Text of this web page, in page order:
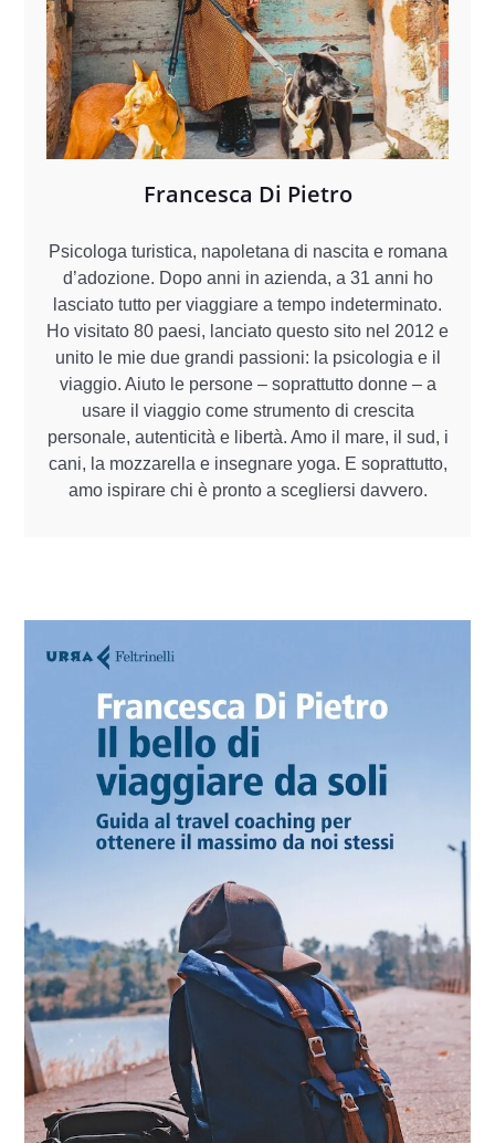
Francesca Di Pietro
Psicologa turistica, napoletana di nascita e romana
d’adozione. Dopo anni in azienda, a 31 anni ho
lasciato tutto per viaggiare a tempo indeterminato.
Ho visitato 80 paesi, lanciato questo sito nel 2012 e
unito le mie due grandi passioni: la psicologia e il
viaggio. Aiuto le persone – soprattutto donne – a
usare il viaggio come strumento di crescita
personale, autenticità e libertà. Amo il mare, il sud, i
cani, la mozzarella e insegnare yoga. E soprattutto,
amo ispirare chi è pronto a scegliersi davvero.